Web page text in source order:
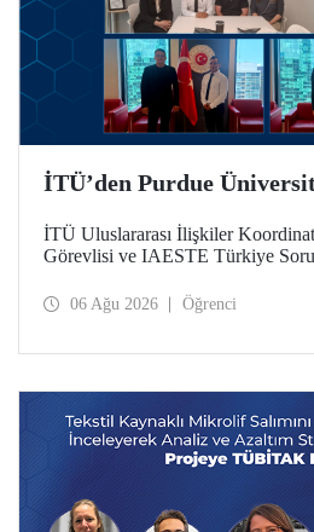
İTÜ’den Purdue
İTÜ Uluslararası İlişkiler
Görevlisi ve IAESTE Türkiye
Temmuz tarihlerinde ABD’de
06 Ağu 2026 Öğrenci